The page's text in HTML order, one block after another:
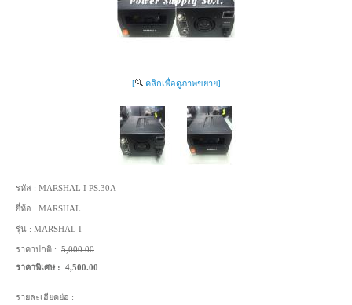
[ คลิกเพื่อดูภาพขยาย]
รหัส : MARSHAL I PS.30A
ยี่ห้อ : MARSHAL
รุ่น : MARSHAL I
ราคาปกติ : 5,000.00
ราคาพิเศษ : 4,500.00
รายละเอียดย่อ :